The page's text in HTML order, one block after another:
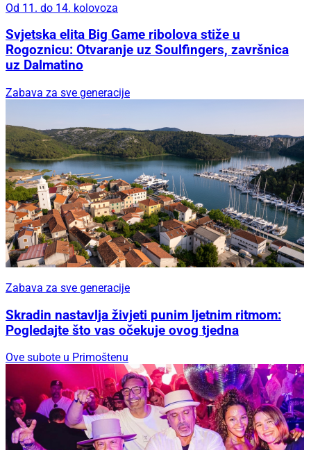
Od 11. do 14. kolovoza
Svjetska elita Big Game ribolova stiže u
Rogoznicu: Otvaranje uz Soulfingers, završnica
uz Dalmatino
Zabava za sve generacije
Zabava za sve generacije
Skradin nastavlja živjeti punim ljetnim ritmom:
Pogledajte što vas očekuje ovog tjedna
Ove subote u Primoštenu